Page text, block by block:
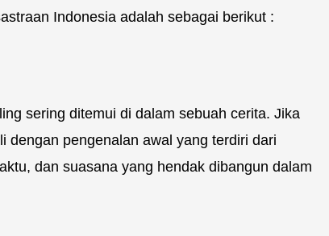
Indonesia adalah sebagai berikut :
sering ditemui di dalam sebuah cerita. Jika
dengan pengenalan awal yang terdiri dari
dan suasana yang hendak dibangun dalam